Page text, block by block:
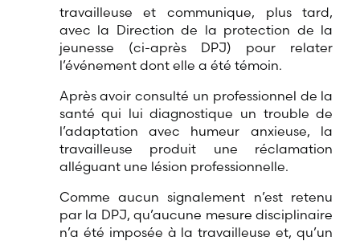
travailleuse et communique, plus tard,
avec la Direction de la protection de la
jeunesse (ci-après DPJ) pour relater
l’événement dont elle a été témoin.
Après avoir consulté un professionnel de la
santé qui lui diagnostique un trouble de
l’adaptation avec humeur anxieuse, la
travailleuse produit une réclamation
alléguant une lésion professionnelle.
Comme aucun signalement n’est retenu
par la DPJ, qu’aucune mesure disciplinaire
n’a été imposée à la travailleuse et, qu’un